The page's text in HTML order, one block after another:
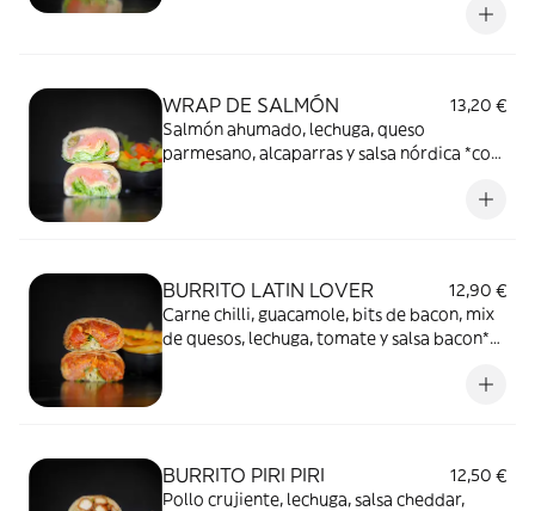
WRAP DE SALMÓN
13,20 €
Salmón ahumado, lechuga, queso
parmesano, alcaparras y salsa nórdica *con
BURRITO LATIN LOVER
12,90 €
Carne chilli, guacamole, bits de bacon, mix
de quesos, lechuga, tomate y salsa bacon*
BURRITO PIRI PIRI
12,50 €
Pollo crujiente, lechuga, salsa cheddar,